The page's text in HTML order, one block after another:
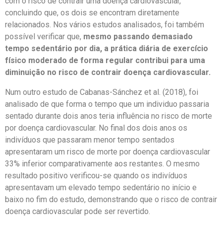
concluindo que, os dois se encontram diretamente
relacionados. Nos vários estudos analisados, foi também
possível verificar que, mesmo passando demasiado
tempo sedentário por dia, a prática diária de exercício
físico moderado de forma regular contribui para uma
diminuição no risco de contrair doença cardiovascular.
Num outro estudo de Cabanas-Sánchez et al. (2018), foi
analisado de que forma o tempo que um individuo passaria
sentado durante dois anos teria influência no risco de morte
por doença cardiovascular. No final dos dois anos os
indivíduos que passaram menor tempo sentados
apresentaram um risco de morte por doença cardiovascular
33% inferior comparativamente aos restantes. O mesmo
resultado positivo verificou-se quando os indivíduos
apresentavam um elevado tempo sedentário no início e
baixo no fim do estudo, demonstrando que o risco de contrair
doença cardiovascular pode ser revertido.